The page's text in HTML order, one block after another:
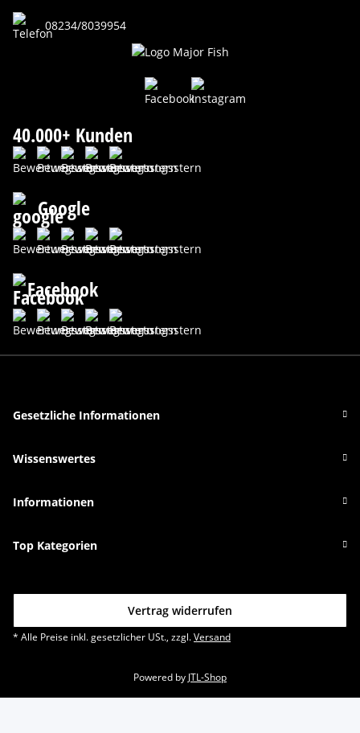
08234/8039954
40.000+ Kunden
Google
Facebook
Gesetzliche Informationen
Wissenswertes
Informationen
Top Kategorien
Vertrag widerrufen
* Alle Preise inkl. gesetzlicher USt., zzgl.Versand
Powered by JTL-Shop